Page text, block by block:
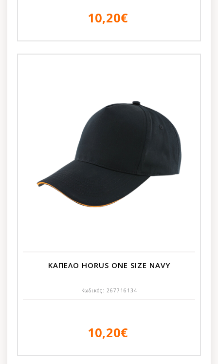
10,20€
ΚΑΠΕΛΟ HORUS ONE SIZE NAVY
Κωδικός: 267716134
10,20€